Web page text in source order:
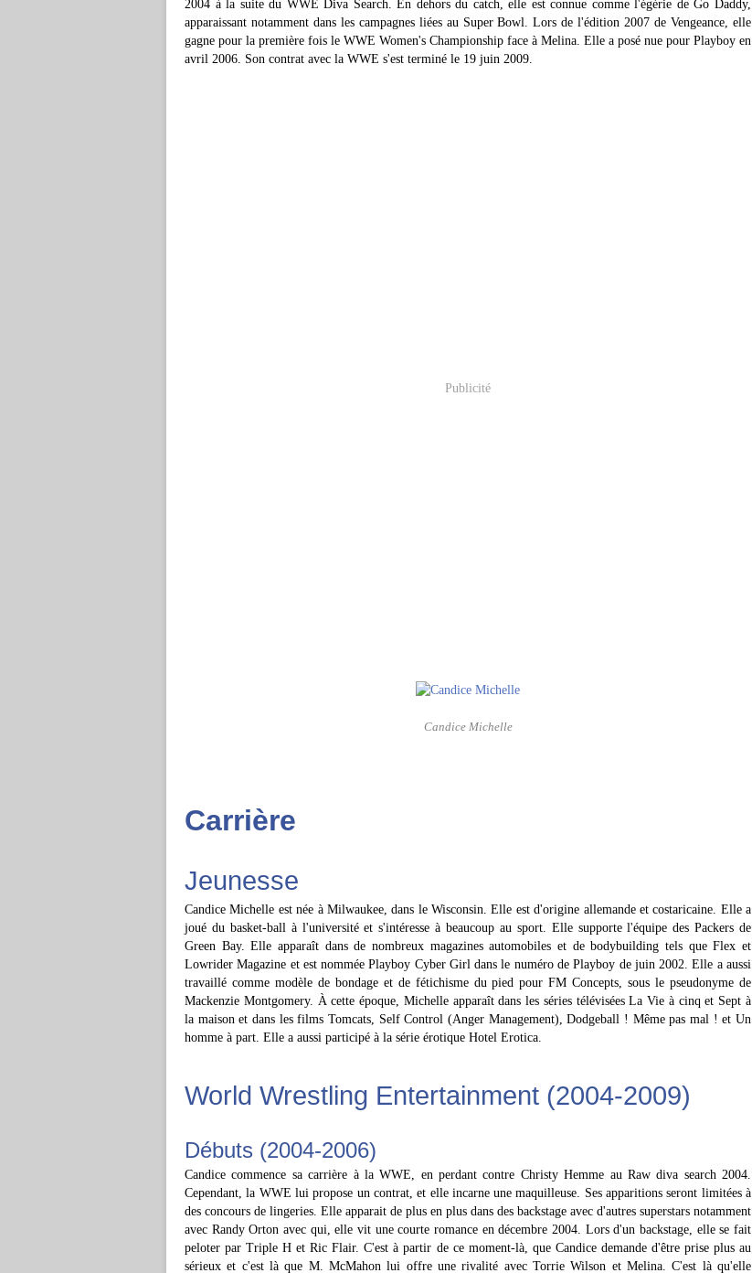
2004 à la suite du WWE Diva Search. En dehors du catch, elle est connue comme l'égérie de Go Daddy,
apparaissant notamment dans les campagnes liées au Super Bowl. Lors de l'édition 2007 de Vengeance, elle
gagne pour la première fois le WWE Women's Championship face à Melina. Elle a posé nue pour Playboy en
avril 2006. Son contrat avec la WWE s'est terminé le 19 juin 2009.
Publicité
Candice Michelle
Carrière
Jeunesse
Candice Michelle est née à Milwaukee, dans le Wisconsin. Elle est d'origine allemande et costaricaine. Elle a
joué du basket-ball à l'université et s'intéresse à beaucoup au sport. Elle supporte l'équipe des Packers de
Green Bay. Elle apparaît dans de nombreux magazines automobiles et de bodybuilding tels que Flex et
Lowrider Magazine et est nommée Playboy Cyber Girl dans le numéro de Playboy de juin 2002. Elle a aussi
travaillé comme modèle de bondage et de fétichisme du pied pour FM Concepts, sous le pseudonyme de
Mackenzie Montgomery. À cette époque, Michelle apparaît dans les séries télévisées La Vie à cinq et Sept à
la maison et dans les films Tomcats, Self Control (Anger Management), Dodgeball ! Même pas mal ! et Un
homme à part. Elle a aussi participé à la série érotique Hotel Erotica.
World Wrestling Entertainment (2004-2009)
Débuts (2004-2006)
Candice commence sa carrière à la WWE, en perdant contre Christy Hemme au Raw diva search 2004.
Cependant, la WWE lui propose un contrat, et elle incarne une maquilleuse. Ses apparitions seront limitées à
des concours de lingeries. Elle apparait de plus en plus dans des backstage avec d'autres superstars notamment
avec Randy Orton avec qui, elle vit une courte romance en décembre 2004. Lors d'un backstage, elle se fait
peloter par Triple H et Ric Flair. C'est à partir de ce moment-là, que Candice demande d'être prise plus au
sérieux et c'est là que M. McMahon lui offre une rivalité avec Torrie Wilson et Melina. C'est là qu'elle